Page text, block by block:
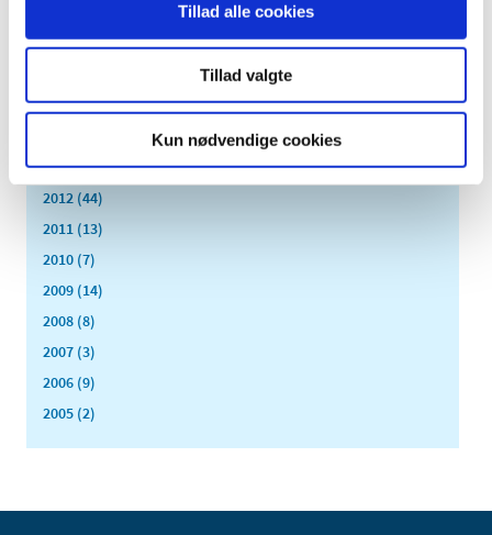
Tillad alle cookies
Tillad valgte
Kun nødvendige cookies
februar (14)
2015 (33)
2013 (49)
2012 (44)
2011 (13)
2010 (7)
2009 (14)
2008 (8)
2007 (3)
2006 (9)
2005 (2)